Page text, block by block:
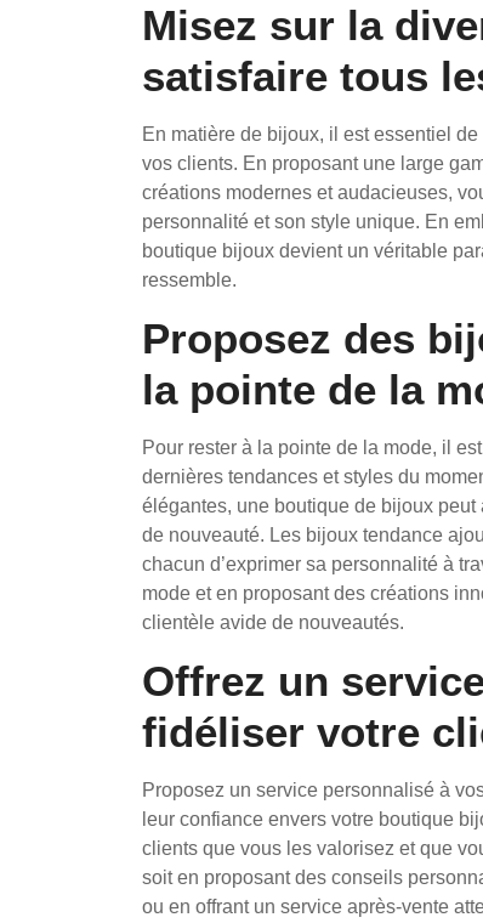
Misez sur la
satisfaire tous
En matière de bijoux, il est essentiel
vos clients. En proposant une large
créations modernes et audacieuses,
personnalité et son style unique. En
boutique bijoux devient un véritable
ressemble.
Proposez des
la pointe de la
Pour rester à la pointe de la mode, il
dernières tendances et styles du
élégantes, une boutique de bijoux peut
de nouveauté. Les bijoux tendance
chacun d’exprimer sa personnalité à
mode et en proposant des créations
clientèle avide de nouveautés.
Offrez un
fidéliser votre
Proposez un service personnalisé à
leur confiance envers votre boutique
clients que vous les valorisez et que
soit en proposant des conseils
ou en offrant un service après-vente